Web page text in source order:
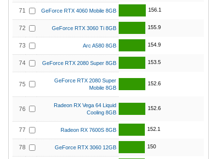
71 GeForce RTX 4060 Mobile 8GB 156.1
72 GeForce RTX 3060 Ti 8GB 155.9
73 Arc A580 8GB 154.9
74 GeForce RTX 2080 Super 8GB 153.5
75
GeForce RTX 2080 Super
Mobile 8GB
152.6
76
Radeon RX Vega 64 Liquid
Cooling 8GB
152.6
77 Radeon RX 7600S 8GB 152.1
78 GeForce RTX 3060 12GB 150